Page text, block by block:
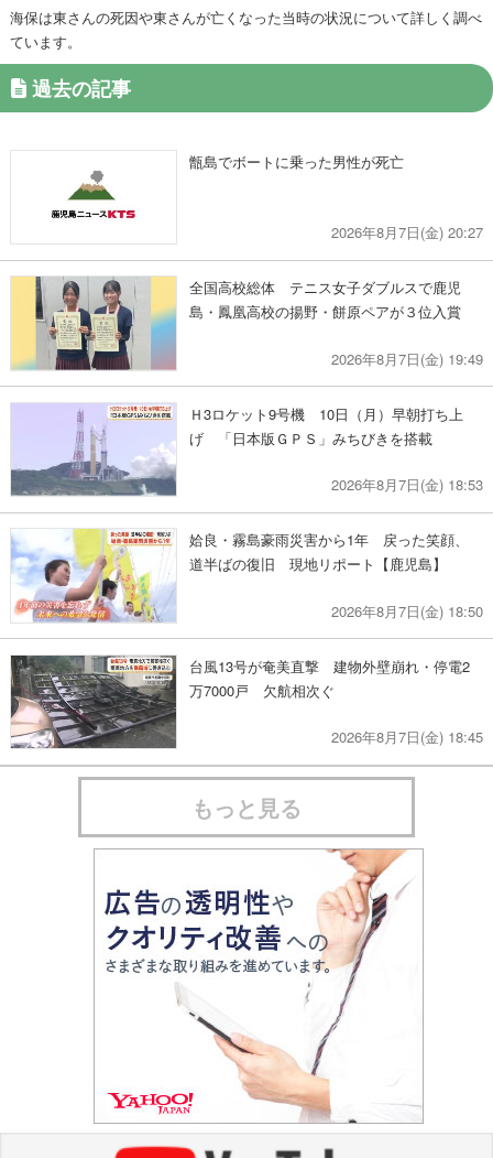
海保は東さんの死因や東さんが亡くなった当時の状況について詳しく調べ
ています。
過去の記事
甑島でボートに乗った男性が死亡
2026年8月7日(金) 20:27
全国高校総体 テニス女子ダブルスで鹿児
島・鳳凰高校の揚野・餅原ペアが３位入賞
2026年8月7日(金) 19:49
Ｈ3ロケット9号機 10日（月）早朝打ち上
げ 「日本版ＧＰＳ」みちびきを搭載
2026年8月7日(金) 18:53
姶良・霧島豪雨災害から1年 戻った笑顔、
道半ばの復旧 現地リポート【鹿児島】
2026年8月7日(金) 18:50
台風13号が奄美直撃 建物外壁崩れ・停電2
万7000戸 欠航相次ぐ
2026年8月7日(金) 18:45
もっと見る